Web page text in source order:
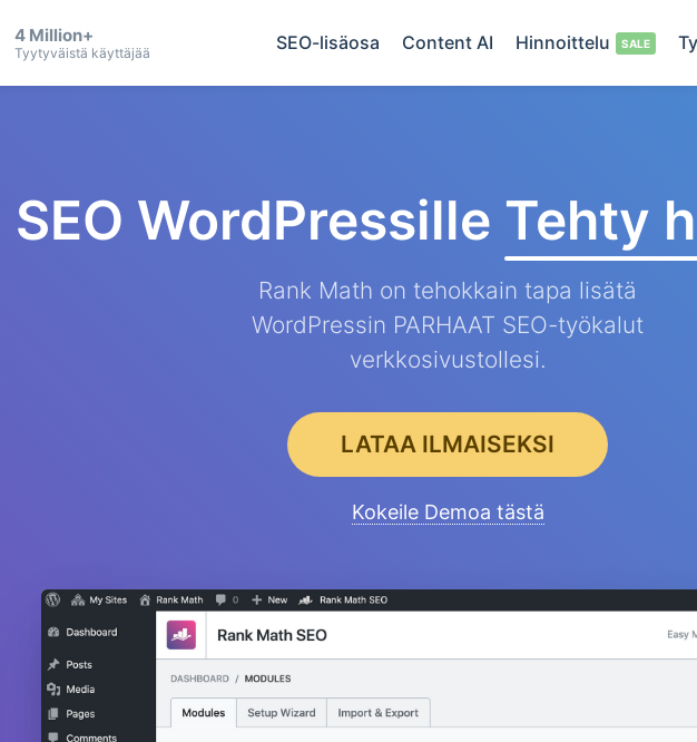
4 Million+
Tyytyväistä käyttäjää SEO-lisäosa Content AI Hinnoittelu
SEO WordPressille Tehty
Rank Math on tehokkain tapa lisätä
WordPressin PARHAAT SEO-työkalut
verkkosivustollesi.
LATAA ILMAISEKSI
Kokeile Demoa tästä